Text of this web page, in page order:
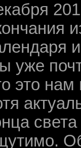
уже
это